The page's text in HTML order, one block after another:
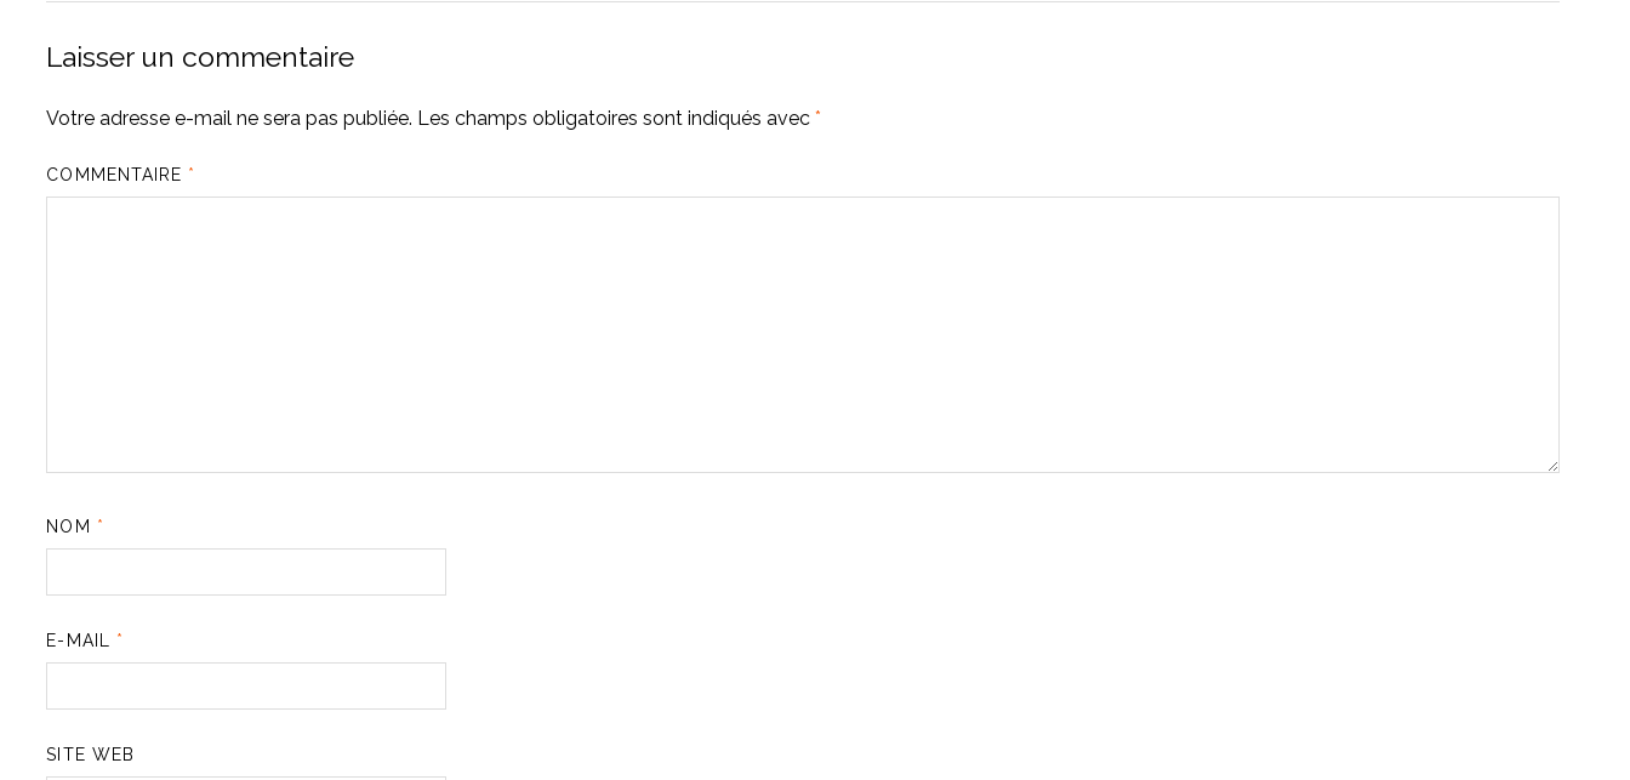
Laisser un commentaire
Votre adresse e-mail ne sera pas publiée. Les champs obligatoires sont indiqués avec*
COMMENTAIRE *
NOM *
E-MAIL *
SITE WEB